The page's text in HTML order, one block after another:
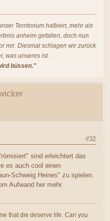
Territorium halbiert, mehr als
anheim gefallen, doch nun
mir. Diesmal schlagen wir zurück
was unseres ist.
büssen."
#32
sind erleichtert das
es auch cool einen
Schweig Heines" zu spielen.
Aufwand her mehr.
that die deserve life. Can you